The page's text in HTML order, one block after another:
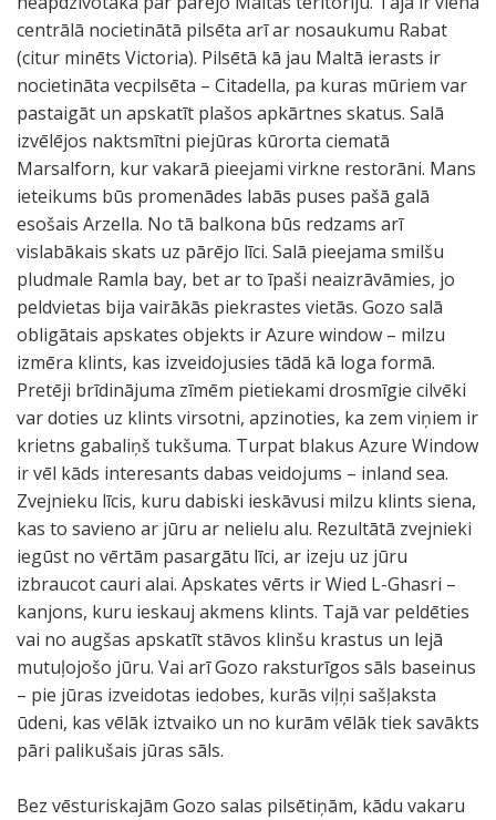
centrālā nocietinātā pilsēta arī ar nosaukumu Rabat
(citur minēts Victoria). Pilsētā kā jau Maltā ierasts ir
nocietināta vecpilsēta – Citadella, pa kuras mūriem var
pastaigāt un apskatīt plašos apkārtnes skatus. Salā
izvēlējos naktsmītni piejūras kūrorta ciematā
Marsalforn, kur vakarā pieejami virkne restorāni. Mans
ieteikums būs promenādes labās puses pašā galā
esošais Arzella. No tā balkona būs redzams arī
vislabākais skats uz pārējo līci. Salā pieejama smilšu
pludmale Ramla bay, bet ar to īpaši neaizrāvāmies, jo
peldvietas bija vairākās piekrastes vietās. Gozo salā
obligātais apskates objekts ir Azure window – milzu
izmēra klints, kas izveidojusies tādā kā loga formā.
Pretēji brīdinājuma zīmēm pietiekami drosmīgie cilvēki
var doties uz klints virsotni, apzinoties, ka zem viņiem ir
krietns gabaliņš tukšuma. Turpat blakus Azure Window
ir vēl kāds interesants dabas veidojums – inland sea.
Zvejnieku līcis, kuru dabiski ieskāvusi milzu klints siena,
kas to savieno ar jūru ar nelielu alu. Rezultātā zvejnieki
iegūst no vērtām pasargātu līci, ar izeju uz jūru
izbraucot cauri alai. Apskates vērts ir Wied L-Ghasri –
kanjons, kuru ieskauj akmens klints. Tajā var peldēties
vai no augšas apskatīt stāvos klinšu krastus un lejā
mutuļojošo jūru. Vai arī Gozo raksturīgos sāls baseinus
– pie jūras izveidotas iedobes, kurās viļņi sašļaksta
ūdeni, kas vēlāk iztvaiko un no kurām vēlāk tiek savākts
pāri palikušais jūras sāls.
Bez vēsturiskajām Gozo salas pilsētiņām, kādu vakaru